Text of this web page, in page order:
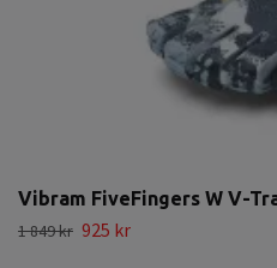
Vibram FiveFingers W V-
1 849 kr 925 kr